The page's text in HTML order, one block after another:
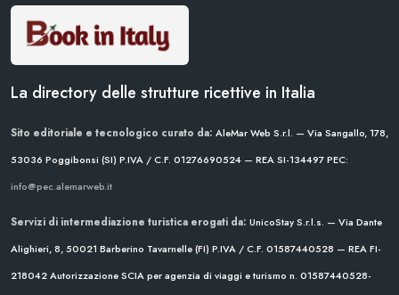
La directory delle strutture ricettive in Italia
Sito editoriale e tecnologico curato da: AleMar Web S.r.l. — Via Sangallo, 178,
53036 Poggibonsi (SI) P.IVA / C.F. 01276690524 — REA SI-134497PEC:
info@pec.alemarweb.it
Servizi di intermediazione turistica erogati da: UnicoStay S.r.l.s. — Via Dante
Alighieri, 8, 50021 Barberino Tavarnelle (FI) P.IVA / C.F. 01587440528 — REA FI-
218042Autorizzazione SCIA per agenzia di viaggi e turismo n. 01587440528-